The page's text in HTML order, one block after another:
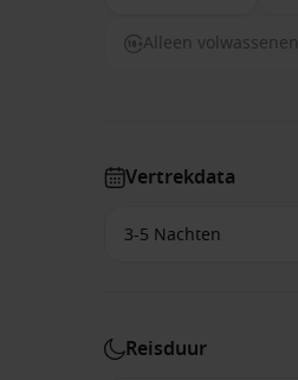
Alleen volwassenen
Vertrekdata
Reisduur